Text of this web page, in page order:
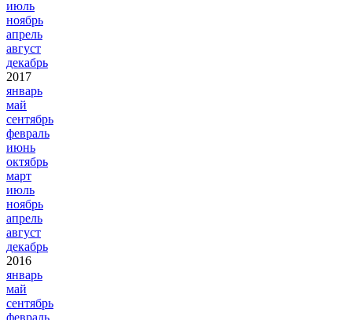
июль
ноябрь
апрель
август
декабрь
2017
январь
май
сентябрь
февраль
июнь
октябрь
март
июль
ноябрь
апрель
август
декабрь
2016
январь
май
сентябрь